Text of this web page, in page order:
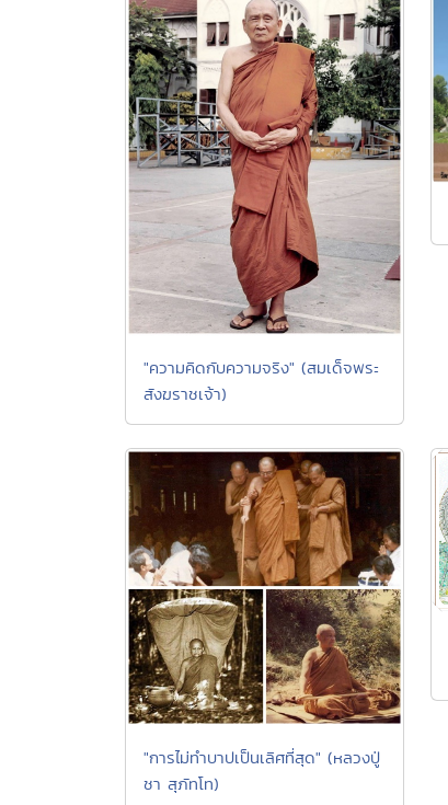
"ความคิดกับความจริง" (สมเด็จพระ
สังฆราชเจ้า)
"การไม่ทำบาปเป็นเลิศที่สุด" (หลวงปู่
ชา สุภัทโท)